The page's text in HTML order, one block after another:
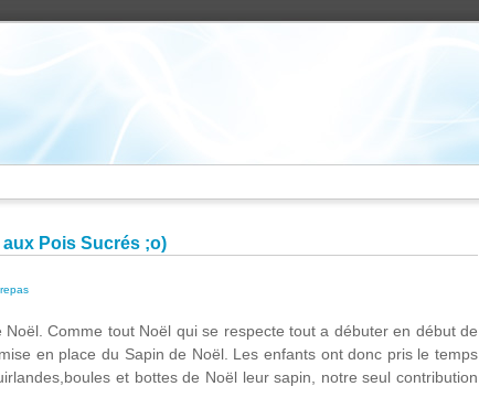
aux Pois Sucrés ;o)
repas
Noël. Comme tout Noël qui se respecte tout a débuter en début de
en place du Sapin de Noël. Les enfants ont donc pris le temps
et bottes de Noël leur sapin, notre seul contribution